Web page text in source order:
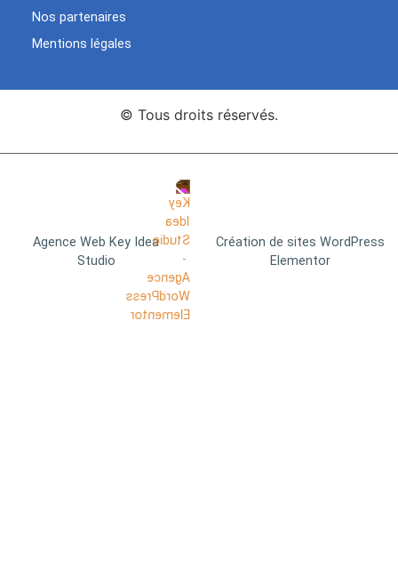
Nos partenaires
Mentions légales
© Tous droits réservés.
Agence Web Key Idea
Studio
Création de sites WordPress
Elementor